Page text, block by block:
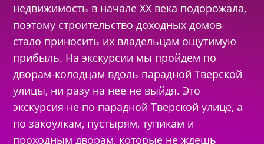
недвижимость в начале ХХ века подорожала,
поэтому строительство доходных домов
стало приносить их владельцам ощутимую
прибыль. На экскурсии мы пройдем по
дворам-колодцам вдоль парадной Тверской
улицы, ни разу на нее не выйдя. Это
экскурсия не по парадной Тверской улице, а
по закоулкам, пустырям, тупикам и
проходным дворам, которые не ждешь